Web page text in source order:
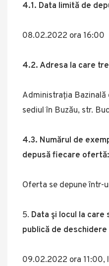
4.1. Data limită de
08.02.2022 ora 16:00
4.2. Adresa la care
Administrația Bazinală
sediul în Buzău, str.
4.3. Numărul de
depusă fiecare ofertă:
Oferta se depune într-
Data şi locul la
publică de
09.02.2022 ora 11:00,